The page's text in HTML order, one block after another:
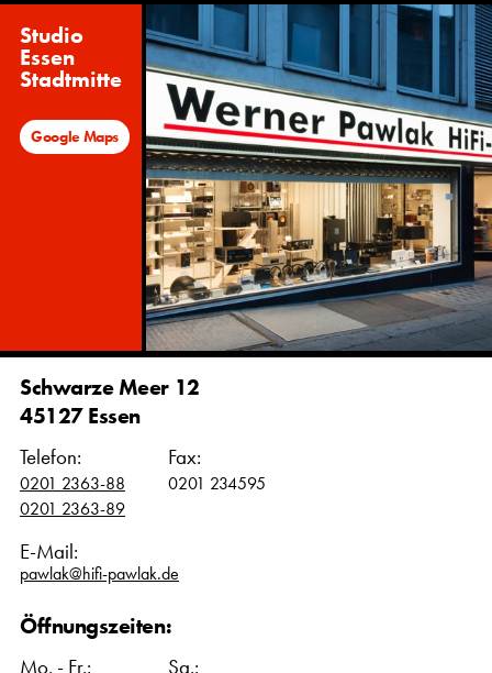
Studio
Essen
Stadtmitte
Google Maps
Schwarze Meer 12
45127 Essen
Telefon:
0201 2363-88
0201 2363-89
Fax:
0201 234595
E-Mail:
pawlak@hifi-pawlak.de
Öffnungszeiten:
Mo. - Fr.: Sa.: